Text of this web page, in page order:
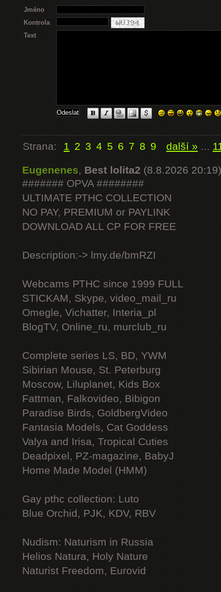
Jméno
Kontrola
Text
Strana: 1 2 3 4 5 6 7 8 9 další » ...
Eugenenes, Best lolita2 (8.8.2026 20:19)
####### OPVA ########
ULTIMATE РТНС COLLECTION
NO PAY, PREMIUM or PAYLINK
DOWNLOAD ALL СР FOR FREE
Description:-> lmy.de/bmRZI
Webcams РТНС since 1999 FULL
STICKAM, Skype, video_mail_ru
Omegle, Vichatter, Interia_pl
BlogTV, Online_ru, murclub_ru
Complete series LS, BD, YWM
Sibirian Mouse, St. Peterburg
Moscow, Liluplanet, Kids Box
Fattman, Falkovideo, Bibigon
Paradise Birds, GoldbergVideo
Fantasia Models, Cat Goddess
Valya and Irisa, Tropical Cuties
Deadpixel, PZ-magazine, BabyJ
Home Made Model (HMM)
Gay рthс collection: Luto
Blue Orchid, PJK, KDV, RBV
Nudism: Naturism in Russia
Helios Natura, Holy Nature
Naturist Freedom, Eurovid